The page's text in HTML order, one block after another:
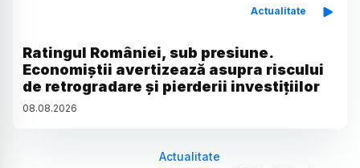
Actualitate
Ratingul României, sub presiune.
Economiștii avertizează asupra riscului
de retrogradare și pierderii investițiilor
08.08.2026
Actualitate